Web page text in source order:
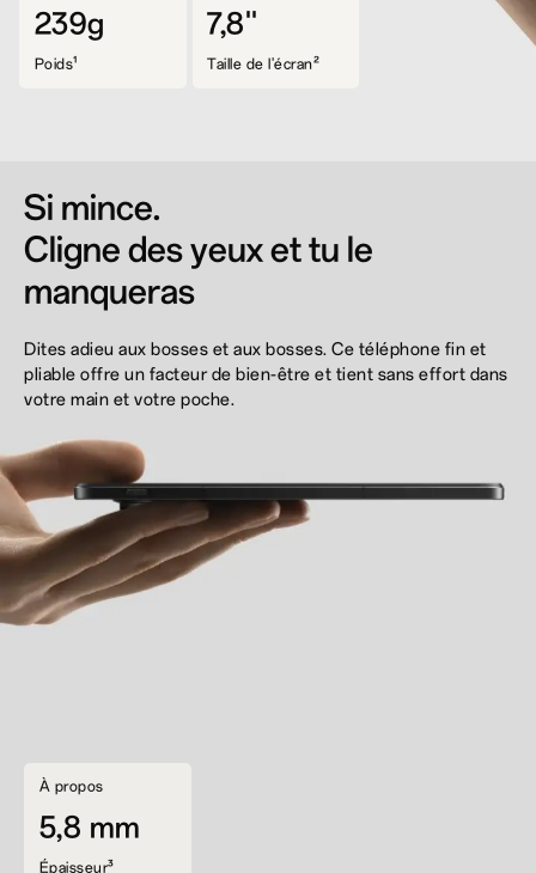
239g
Poids¹
7,8''
Taille de l'écran²
Si mince.
Cligne des yeux et tu le
manqueras
Dites adieu aux bosses et aux bosses. Ce téléphone fin et
pliable offre un facteur de bien-être et tient sans effort dans
votre main et votre poche.
À propos
5,8 mm
Épaisseur³